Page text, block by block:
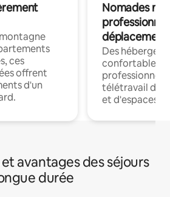
ces
offrent
d'un
Nomades
déplacement
Des
confortables
professionnels
télétravail
et d'espaces
avantages des séjours
durée